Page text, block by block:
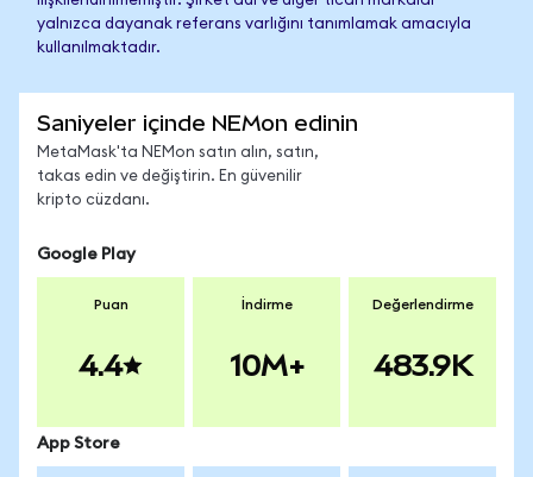
yalnızca dayanak referans varlığını tanımlamak amacıyla
kullanılmaktadır.
Saniyeler içinde NEMon edinin
MetaMask'ta NEMon satın alın, satın,
takas edin ve değiştirin. En güvenilir
kripto cüzdanı.
Google Play
Puan
4.4
İndirme
10M+
Değerlendirme
483.9K
App Store